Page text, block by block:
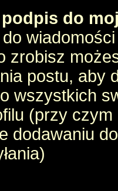
do
zrobisz
postu,
wszystkich
(przy
dodawaniu